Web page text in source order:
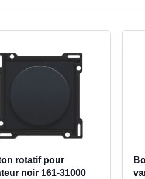
intérieur où l’on
inutilement l’ensemble. Pour
teinte champagne, au style
de gamme.
rotatif pour
noir 161-31000